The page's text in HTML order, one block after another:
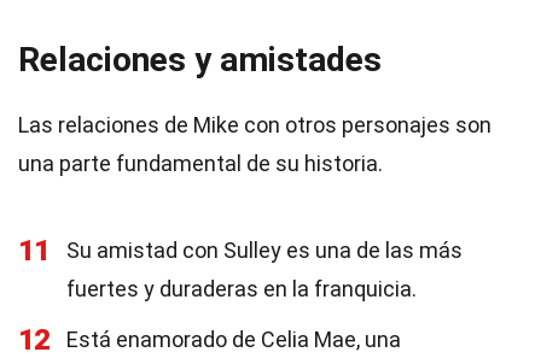
Relaciones y amistades
Las relaciones de Mike con otros personajes son
una parte fundamental de su historia.
11
Su amistad con Sulley es una de las más
fuertes y duraderas en la franquicia.
12
Está enamorado de Celia Mae, una